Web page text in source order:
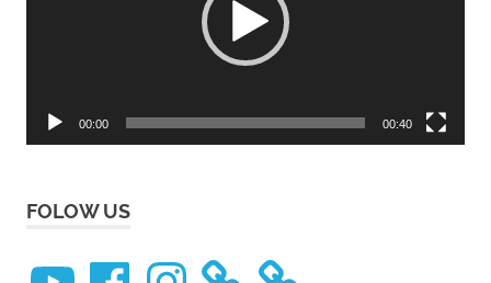
00:00 00:40
FOLOW US
YouTubeFacebookInstagram